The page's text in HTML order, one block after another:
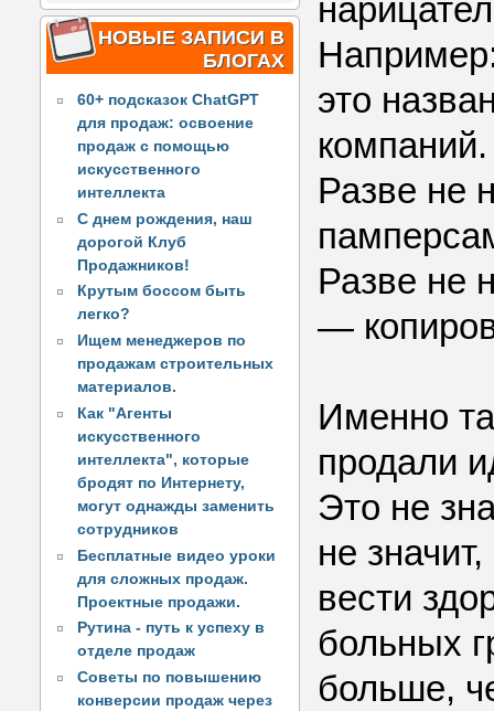
НОВЫЕ ЗАПИСИ В
БЛОГАХ
60+ подсказок ChatGPT
для продаж: освоение
продаж с помощью
искусственного
интеллекта
С днем рождения, наш
дорогой Клуб
Продажников!
Крутым боссом быть
легко?
Ищем менеджеров по
продажам строительных
материалов.
Как "Агенты
искусственного
интеллекта", которые
бродят по Интернету,
могут однажды заменить
сотрудников
Бесплатные видео уроки
для сложных продаж.
Проектные продажи.
Рутина - путь к успеху в
отделе продаж
Советы по повышению
конверсии продаж через
это
компаний.
Разве не
Разве не
—
Именно
продали
Это не
не
вести
больных
больше,